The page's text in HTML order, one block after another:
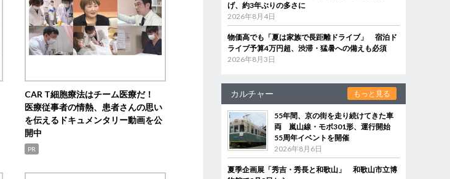
CAR T細胞療法はチーム医療だ！
医療従事者の情熱、患者さんの思い
を伝えるドキュメンタリー動画を公
開中
PR
げ、約3年ぶりの多さに
2026年8月4日
物価高でも「夏は家族で長距離ドライブ」 宿泊ド
ライブ予算4万円超、渋滞・猛暑への備えも必須
2026年8月3日
カルチャー もっと見る
55年間、京の街を走り続けてきた車
両 嵐山線・モボ301形、運行開始
55周年イベントを開催
2026年8月6日
夏季企画展「秀吉・秀長と和歌山」 和歌山市立博